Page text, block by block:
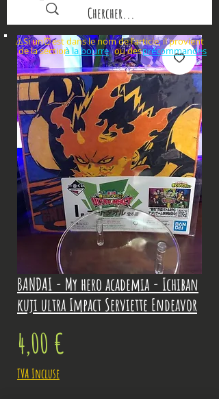
BANDAI - My hero academia - Ichiban
kuji ultra Impact Serviette Endeavor
4,00 €
TVA Incluse
⚠️Si un⏰est dans le nom de l'article, il provient
de la section ou des
à la bourre précommandes